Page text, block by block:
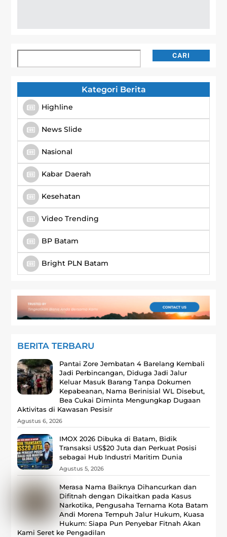
CARI
Kategori Berita
Highline
News Slide
Nasional
Kabar Daerah
Kesehatan
Video Trending
BP Batam
Bright PLN Batam
BERITA TERBARU
Pantai Zore Jembatan 4 Barelang Kembali
Jadi Perbincangan, Diduga Jadi Jalur
Keluar Masuk Barang Tanpa Dokumen
Kepabeanan, Nama Berinisial WL Disebut,
Bea Cukai Diminta Mengungkap Dugaan
Aktivitas di Kawasan Pesisir
Agustus 6, 2026
‎IMOX 2026 Dibuka di Batam, Bidik
Transaksi US$20 Juta dan Perkuat Posisi
sebagai Hub Industri Maritim Dunia
Agustus 5, 2026
Merasa Nama Baiknya Dihancurkan dan
Difitnah dengan Dikaitkan pada Kasus
Narkotika, Pengusaha Ternama Kota Batam
Andi Morena Tempuh Jalur Hukum, Kuasa
Hukum: Siapa Pun Penyebar Fitnah Akan
Kami Seret ke Pengadilan